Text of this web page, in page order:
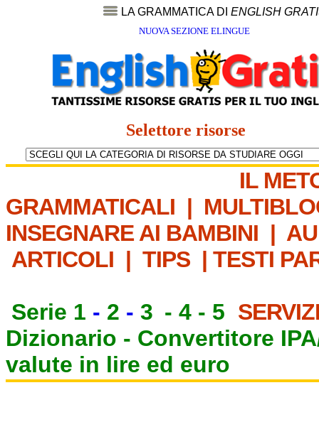
LA GRAMMATICA DI ENGLISH
NUOVA SEZIONE ELINGUE
Selettore risorse
IL
GRAMMATICALI |
INSEGNARE AI BAMBINI |
ARTICOLI | TIPS | TESTI
Serie 1 - 2 - 3 - 4 - 5
Dizionario - Convertitore
valute in lire ed euro